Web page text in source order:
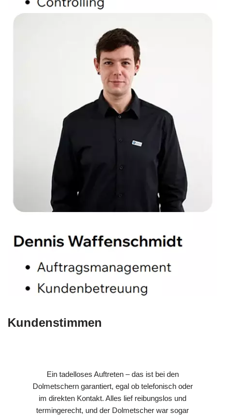
Kundenstimmen
Ein tadelloses Auftreten – das ist bei den
Dolmetschern garantiert, egal ob telefonisch oder
im direkten Kontakt. Alles lief reibungslos und
termingerecht, und der Dolmetscher war sogar